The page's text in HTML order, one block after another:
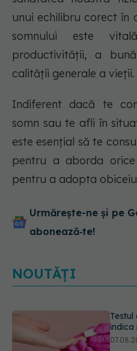
unui echilibru corect în
somnului este
productivității, a
calității generale a vieții.
Indiferent dacă te
somn sau te afli în
este esențial să te
pentru a aborda
pentru a adopta
Urmărește-ne și pe
abonează‑te!
NOUTĂȚI
Dieta